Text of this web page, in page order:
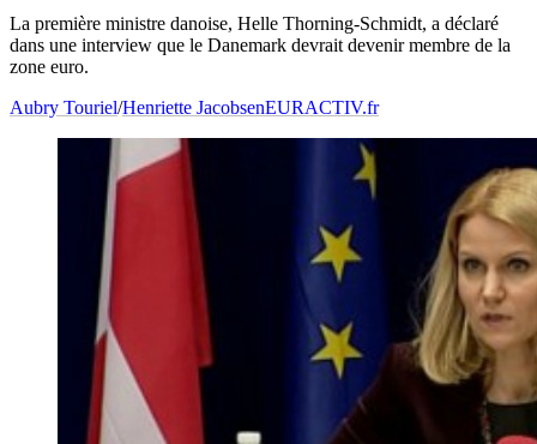
La première ministre danoise, Helle Thorning-Schmidt, a déclaré
dans une interview que le Danemark devrait devenir membre de la
zone euro.
Aubry Touriel/Henriette JacobsenEURACTIV.fr